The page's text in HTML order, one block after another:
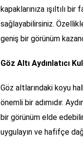
kapaklarınıza ışıltılı
sağlayabilirsiniz.
geniş bir görünüm
Göz Altı Aydınlatıcı
Göz altlarındaki koyu
önemli bir adımıdır.
bir görünüm elde
uygulayın ve hafifçe